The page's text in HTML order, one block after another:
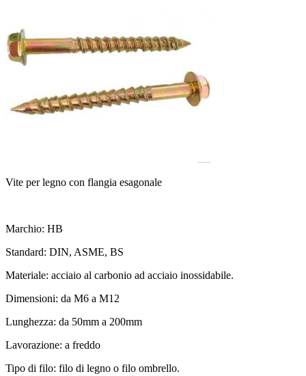
Vite per legno con flangia esagonale
Marchio: HB
Standard: DIN, ASME, BS
Materiale: acciaio al carbonio ad acciaio inossidabile.
Dimensioni: da M6 a M12
Lunghezza: da 50mm a 200mm
Lavorazione: a freddo
Tipo di filo: filo di legno o filo ombrello.